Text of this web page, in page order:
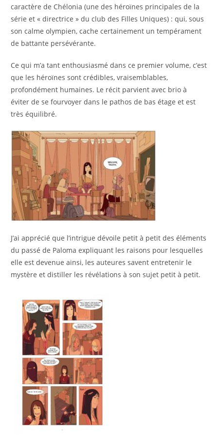
caractère de Chélonia (une des héroïnes principales de la
série et « directrice » du club des Filles Uniques) : qui, sous
son calme olympien, cache certainement un tempérament
de battante persévérante.
Ce qui m’a tant enthousiasmé dans ce premier volume, c’est
que les héroïnes sont crédibles, vraisemblables,
profondément humaines. Le récit parvient avec brio à
éviter de se fourvoyer dans le pathos de bas étage et est
très équilibré.
J’ai apprécié que l’intrigue dévoile petit à petit des éléments
du passé de Paloma expliquant les raisons pour lesquelles
elle est devenue ainsi, les auteures savent entretenir le
mystère et distiller les révélations à son sujet petit à petit.